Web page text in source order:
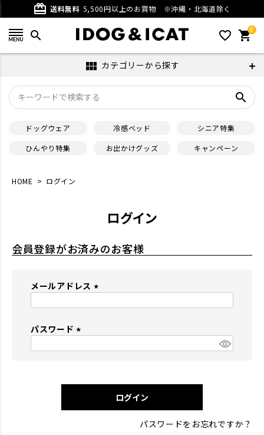
card_giftcard 送料無料 5,500円以上のお買物 ※沖縄・北海道除く
search favorite_outline 0
shopping_cart
view_module カテゴリーから探す
search
ドッグウェア 冷感ベッド
シニア特集
ひんやり特集
お出かけグッズ キャンペーン
HOME ログイン
ログイン
会員登録がお済みのお客様
メールアドレス
パスワード
)
ログイン
パスワードをお忘れですか？